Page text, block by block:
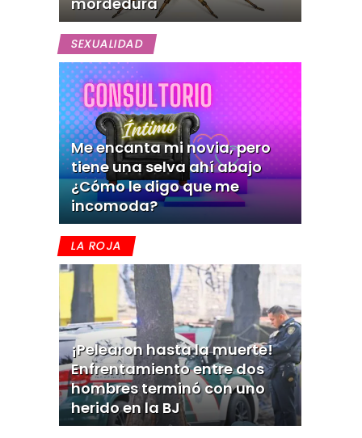
SEXUALIDAD
Me encanta mi novia, pero
tiene una selva ahí abajo
¿Cómo le digo que me
incomoda?
LA ROJA
¡Pelearon hasta la muerte!
Enfrentamiento entre dos
hombres terminó con uno
herido en la BJ